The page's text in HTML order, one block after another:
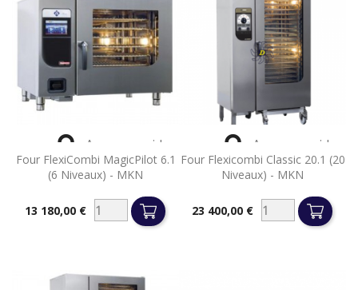
Four FlexiCombi MagicPilot 6.1
(6 Niveaux) - MKN
Prix
13 180,00 €
 Aperçu rapide
Four Flexicombi Classic 20.1 (20
Niveaux) - MKN
Prix
23 400,00 €
 Aperçu rapide